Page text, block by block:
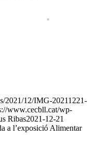
2021/12/IMG-20211221-
www.cecbll.cat/wp-
Ribas2021-12-21
a l’exposició Alimentar